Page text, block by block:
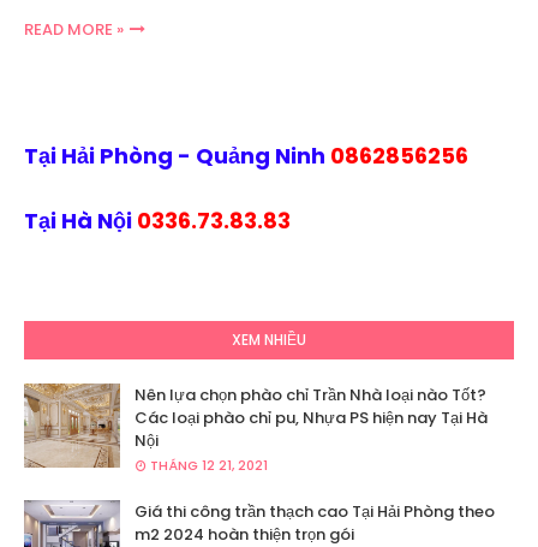
READ MORE »
Tại Hải Phòng - Quảng Ninh 0862856256
Tại Hà Nội 0336.73.83.83
XEM NHIỀU
Nên lựa chọn phào chỉ Trần Nhà loại nào Tốt?
Các loại phào chỉ pu, Nhựa PS hiện nay Tại Hà
Nội
THÁNG 12 21, 2021
Giá thi công trần thạch cao Tại Hải Phòng theo
m2 2024 hoàn thiện trọn gói